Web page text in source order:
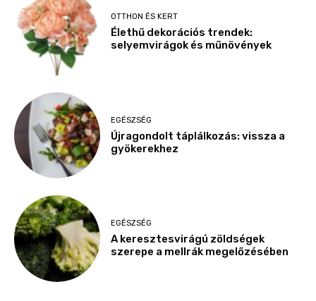
OTTHON ÉS KERT
Élethű dekorációs trendek:
selyemvirágok és műnövények
EGÉSZSÉG
Újragondolt táplálkozás: vissza a
gyökerekhez
EGÉSZSÉG
A keresztesvirágú zöldségek
szerepe a mellrák megelőzésében